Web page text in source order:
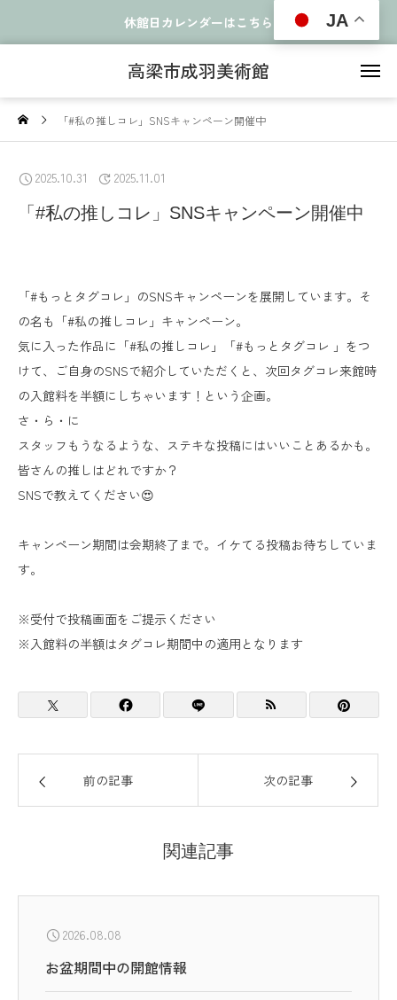
休館日カレンダーはこちら
高梁市成羽美術館
「#私の推しコレ」SNSキャンペーン開催中
2025.10.31 2025.11.01
「#私の推しコレ」SNSキャンペーン開催中
「#もっとタグコレ」のSNSキャンペーンを展開しています。そ
の名も「#私の推しコレ」キャンペーン。
気に入った作品に「#私の推しコレ 」「#もっとタグコレ 」をつ
けて、ご自身のSNSで紹介していただくと、次回タグコレ来館時
の入館料を半額にしちゃいます！という企画。
さ・ら・に
スタッフもうなるような、ステキな投稿にはいいことあるかも。
皆さんの推しはどれですか？
SNSで教えてください😍
キャンペーン期間は会期終了まで。イケてる投稿お待ちしていま
す。
※受付で投稿画面をご提示ください
※入館料の半額はタグコレ期間中の適用となります
前の記事 次の記事
関連記事
2026.08.08
お盆期間中の開館情報
JA